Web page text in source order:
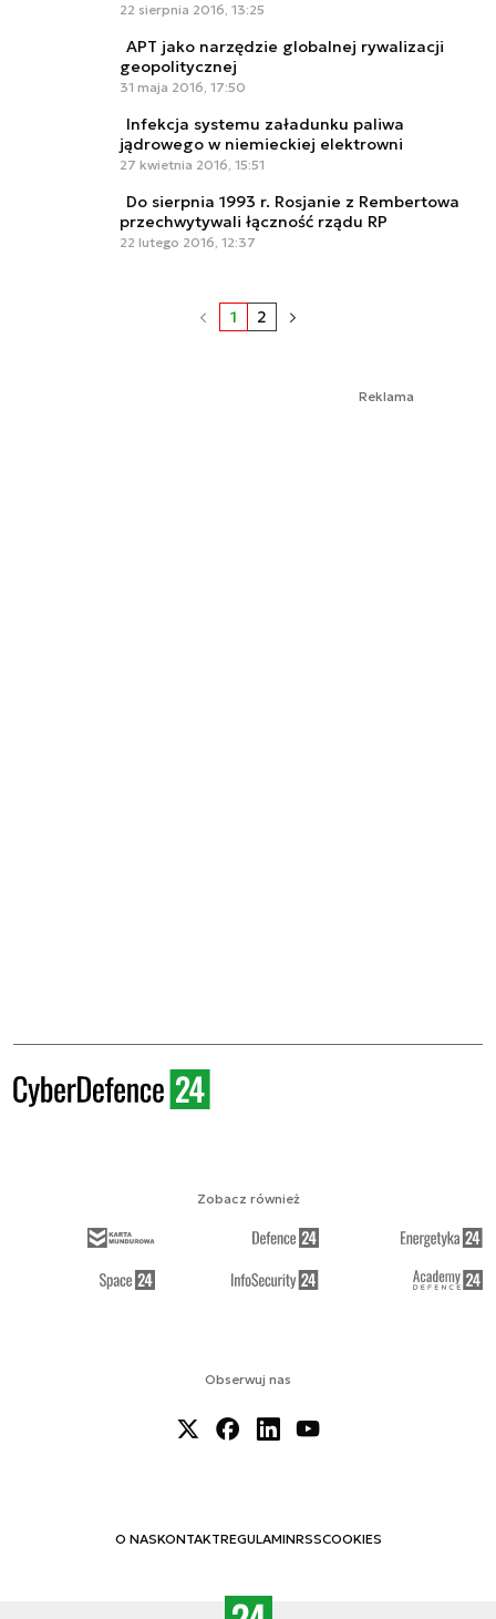
22 sierpnia 2016, 13:25
APT jako narzędzie globalnej rywalizacji
geopolitycznej
31 maja 2016, 17:50
Infekcja systemu załadunku paliwa
jądrowego w niemieckiej elektrowni
27 kwietnia 2016, 15:51
Do sierpnia 1993 r. Rosjanie z Rembertowa
przechwytywali łączność rządu RP
22 lutego 2016, 12:37
1 2
Reklama
Obserwuj nas
O NASKONTAKTREGULAMINRSSCOOKIES
Zobacz również